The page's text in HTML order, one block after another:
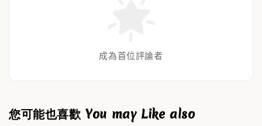
成為首位評論者
您可能也喜歡 You may Like also